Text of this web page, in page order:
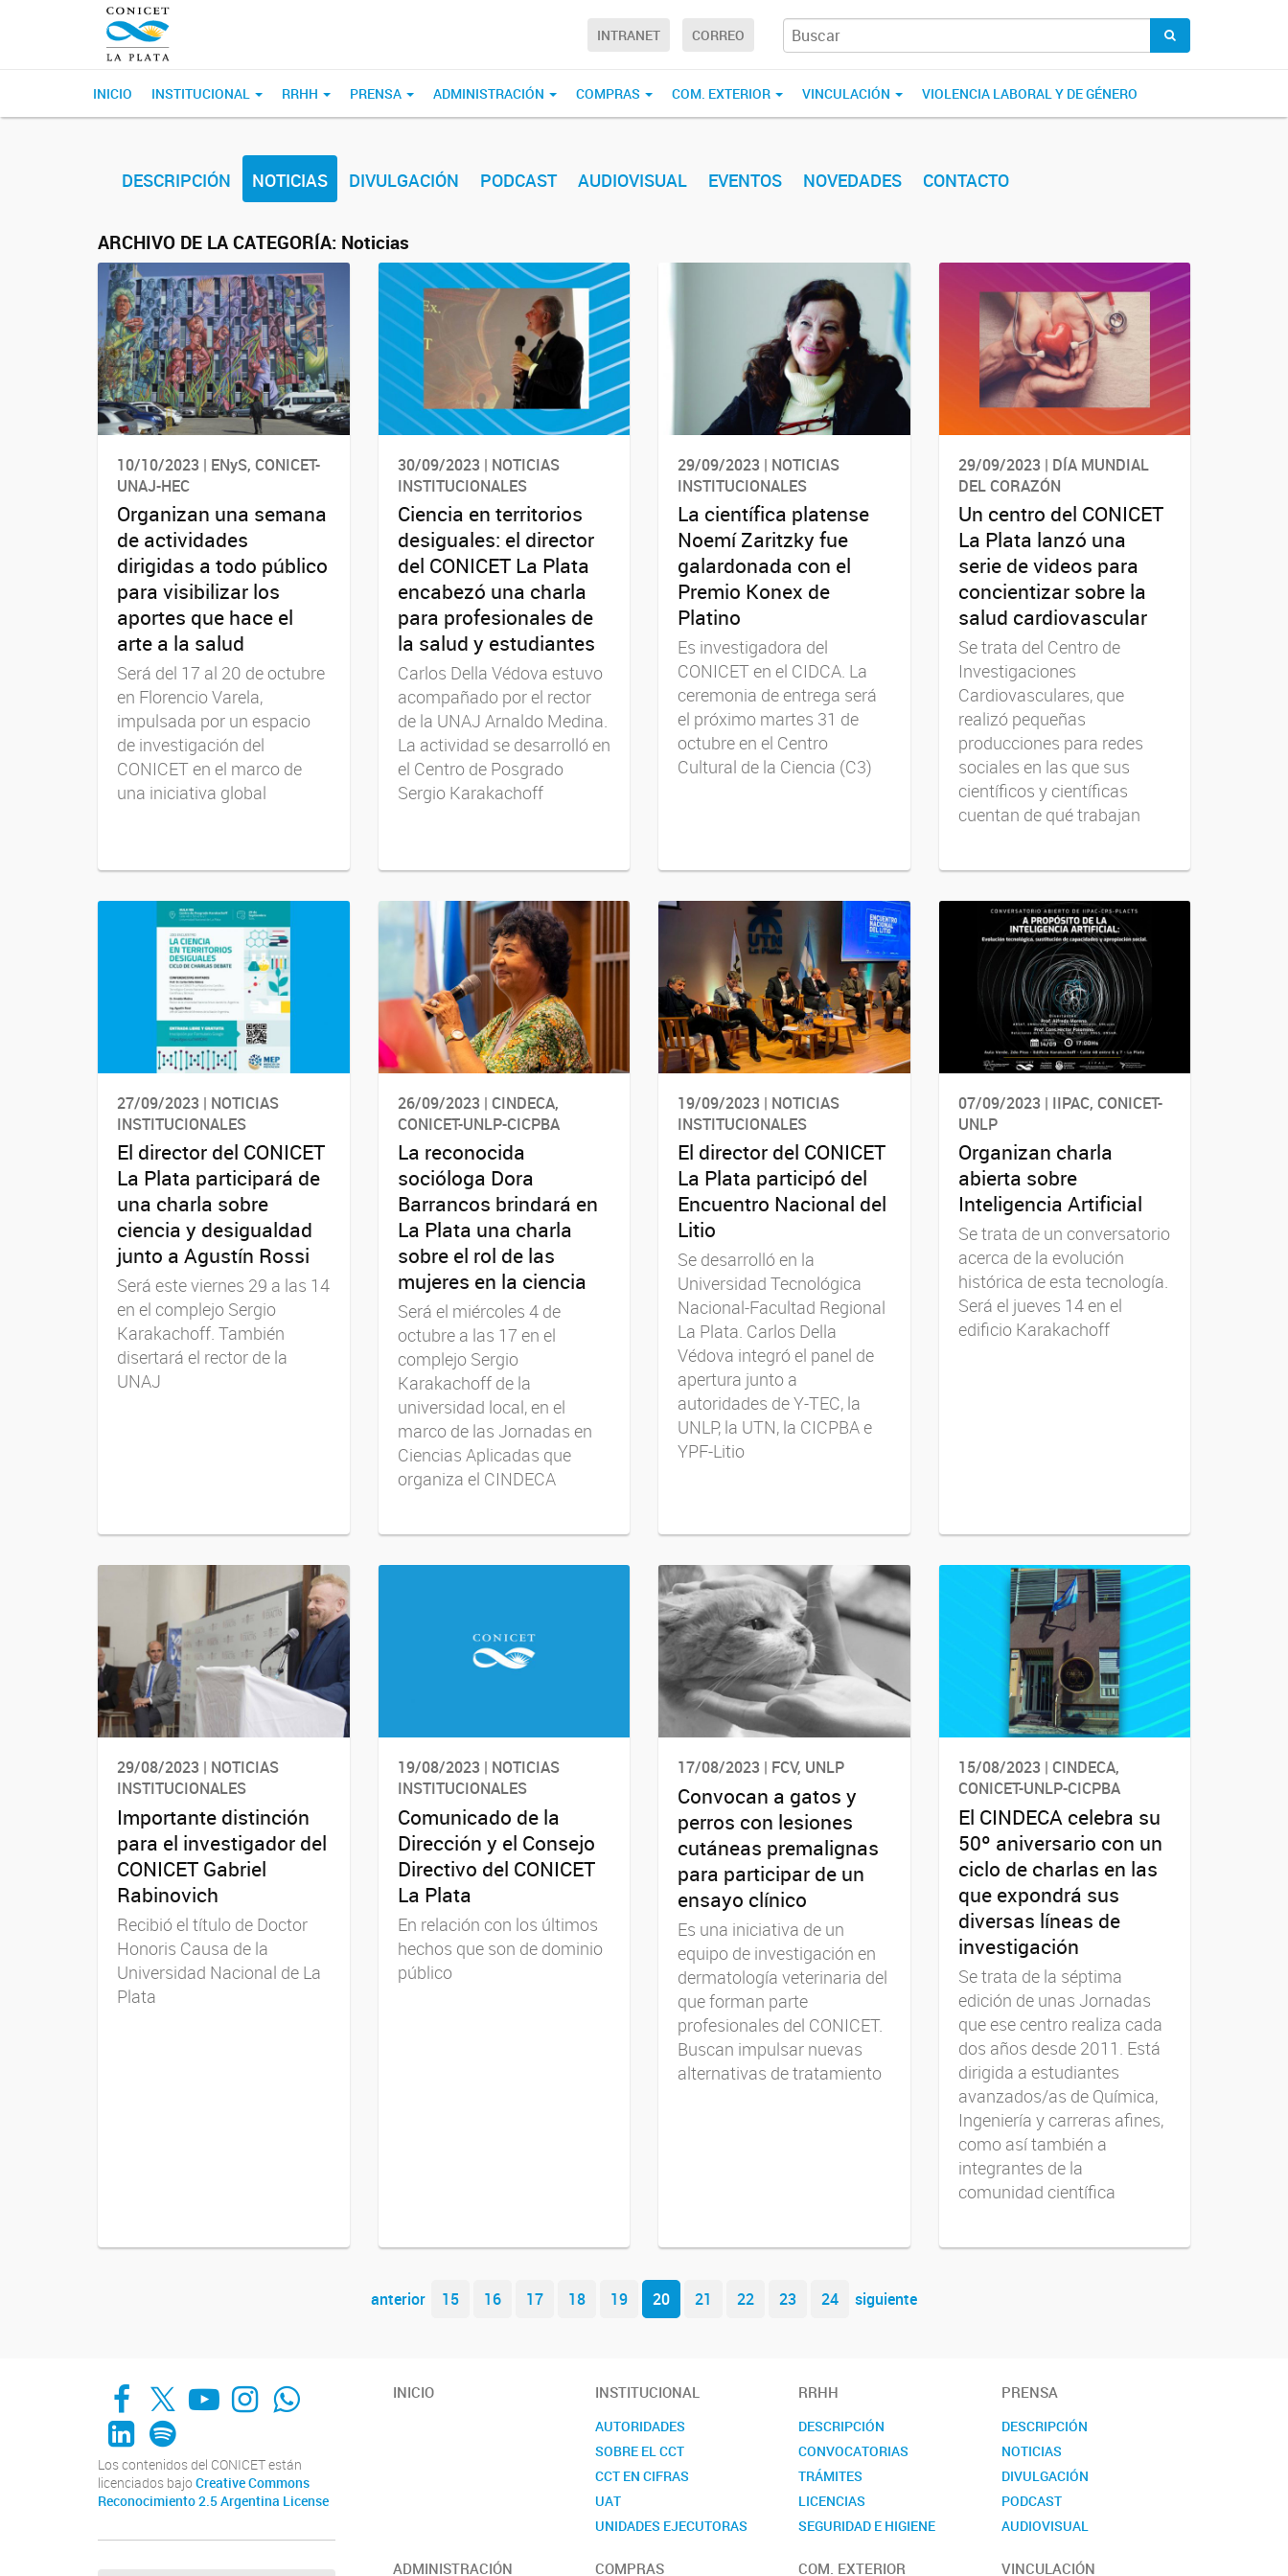
INTRANET CORREO
INICIO INSTITUCIONAL RRHH PRENSA ADMINISTRACIÓN COMPRAS COM. EXTERIOR VINCULACIÓN VIOLENCIA LABORAL Y DE GÉNERO
DESCRIPCIÓN NOTICIAS DIVULGACIÓN PODCAST AUDIOVISUAL EVENTOS NOVEDADES CONTACTO
ARCHIVO DE LA CATEGORÍA: Noticias
10/10/2023 | ENyS, CONICET-
UNAJ-HEC
Organizan una semana
de actividades
dirigidas a todo público
para visibilizar los
aportes que hace el
arte a la salud
Será del 17 al 20 de octubre
en Florencio Varela,
impulsada por un espacio
de investigación del
CONICET en el marco de
una iniciativa global
30/09/2023 | NOTICIAS
INSTITUCIONALES
Ciencia en territorios
desiguales: el director
del CONICET La Plata
encabezó una charla
para profesionales de
la salud y estudiantes
Carlos Della Védova estuvo
acompañado por el rector
de la UNAJ Arnaldo Medina.
La actividad se desarrolló en
el Centro de Posgrado
Sergio Karakachoff
29/09/2023 | NOTICIAS
INSTITUCIONALES
La científica platense
Noemí Zaritzky fue
galardonada con el
Premio Konex de
Platino
Es investigadora del
CONICET en el CIDCA. La
ceremonia de entrega será
el próximo martes 31 de
octubre en el Centro
Cultural de la Ciencia (C3)
29/09/2023 | DÍA MUNDIAL
DEL CORAZÓN
Un centro del CONICET
La Plata lanzó una
serie de videos para
concientizar sobre la
salud cardiovascular
Se trata del Centro de
Investigaciones
Cardiovasculares, que
realizó pequeñas
producciones para redes
sociales en las que sus
científicos y científicas
cuentan de qué trabajan
27/09/2023 | NOTICIAS
INSTITUCIONALES
El director del CONICET
La Plata participará de
una charla sobre
ciencia y desigualdad
junto a Agustín Rossi
Será este viernes 29 a las 14
en el complejo Sergio
Karakachoff. También
disertará el rector de la
UNAJ
26/09/2023 | CINDECA,
CONICET-UNLP-CICPBA
La reconocida
socióloga Dora
Barrancos brindará en
La Plata una charla
sobre el rol de las
mujeres en la ciencia
Será el miércoles 4 de
octubre a las 17 en el
complejo Sergio
Karakachoff de la
universidad local, en el
marco de las Jornadas en
Ciencias Aplicadas que
organiza el CINDECA
19/09/2023 | NOTICIAS
INSTITUCIONALES
El director del CONICET
La Plata participó del
Encuentro Nacional del
Litio
Se desarrolló en la
Universidad Tecnológica
Nacional-Facultad Regional
La Plata. Carlos Della
Védova integró el panel de
apertura junto a
autoridades de Y-TEC, la
UNLP, la UTN, la CICPBA e
YPF-Litio
07/09/2023 | IIPAC, CONICET-
UNLP
Organizan charla
abierta sobre
Inteligencia Artificial
Se trata de un conversatorio
acerca de la evolución
histórica de esta tecnología.
Será el jueves 14 en el
edificio Karakachoff
29/08/2023 | NOTICIAS
INSTITUCIONALES
Importante distinción
para el investigador del
CONICET Gabriel
Rabinovich
Recibió el título de Doctor
Honoris Causa de la
Universidad Nacional de La
Plata
19/08/2023 | NOTICIAS
INSTITUCIONALES
Comunicado de la
Dirección y el Consejo
Directivo del CONICET
La Plata
En relación con los últimos
hechos que son de dominio
público
17/08/2023 | FCV, UNLP
Convocan a gatos y
perros con lesiones
cutáneas premalignas
para participar de un
ensayo clínico
Es una iniciativa de un
equipo de investigación en
dermatología veterinaria del
que forman parte
profesionales del CONICET.
Buscan impulsar nuevas
alternativas de tratamiento
15/08/2023 | CINDECA,
CONICET-UNLP-CICPBA
El CINDECA celebra su
50º aniversario con un
ciclo de charlas en las
que expondrá sus
diversas líneas de
investigación
Se trata de la séptima
edición de unas Jornadas
que ese centro realiza cada
dos años desde 2011. Está
dirigida a estudiantes
avanzados/as de Química,
Ingeniería y carreras afines,
como así también a
integrantes de la
comunidad científica
Navegador de artículos
anterior 15 16 17 18 19 20 21 22 23 24 siguiente
Facebook
X YouTube
Instagram
Whats App
LinkedIn
Spotify
Los contenidos del CONICET están
licenciados bajo Creative Commons
Reconocimiento 2.5 Argentina License
INICIO INSTITUCIONAL
AUTORIDADES
SOBRE EL CCT
CCT EN CIFRAS
UAT
UNIDADES EJECUTORAS
RRHH
DESCRIPCIÓN
CONVOCATORIAS
TRÁMITES
LICENCIAS
SEGURIDAD E HIGIENE
PRENSA
DESCRIPCIÓN
NOTICIAS
DIVULGACIÓN
PODCAST
AUDIOVISUAL
ADMINISTRACIÓN COMPRAS COM. EXTERIOR VINCULACIÓN